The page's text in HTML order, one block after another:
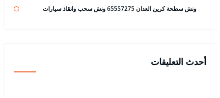
ونش سطحة كرين العدان 65557275 ونش سحب وانقاذ سيارات
أحدث التعليقات